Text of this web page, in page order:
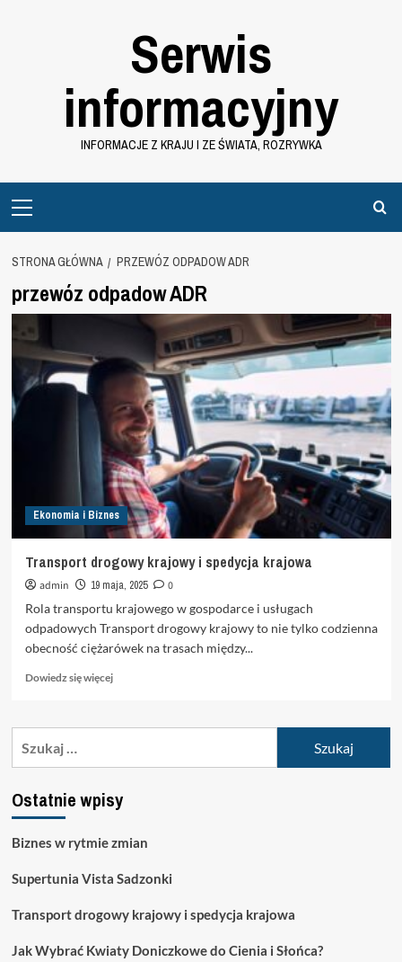
Serwis
informacyjny
INFORMACJE Z KRAJU I ZE ŚWIATA, ROZRYWKA
Menu
STRONA GŁÓWNA PRZEWÓZ ODPADOW ADR
przewóz odpadow ADR
Ekonomia i Biznes
Transport drogowy krajowy i spedycja krajowa
admin 19 maja, 2025
0
Rola transportu krajowego w gospodarce i usługach
odpadowych Transport drogowy krajowy to nie tylko codzienna
obecność ciężarówek na trasach między...
Dowiedz się więcejDowiedz
o
i
spedycja
Ostatnie wpisy
Biznes w rytmie zmian
Supertunia Vista Sadzonki
Transport drogowy krajowy i spedycja krajowa
Jak Wybrać Kwiaty Doniczkowe do Cienia i Słońca?